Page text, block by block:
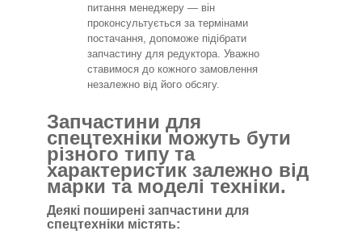
питання менеджеру — він
проконсультується за термінами
постачання, допоможе підібрати
запчастину для редуктора. Уважно
ставимося до кожного замовлення
незалежно від його обсягу.
Запчастини для
спецтехніки можуть бути
різного типу та
характеристик залежно від
марки та моделі техніки.
Деякі поширені запчастини для
спецтехніки містять: